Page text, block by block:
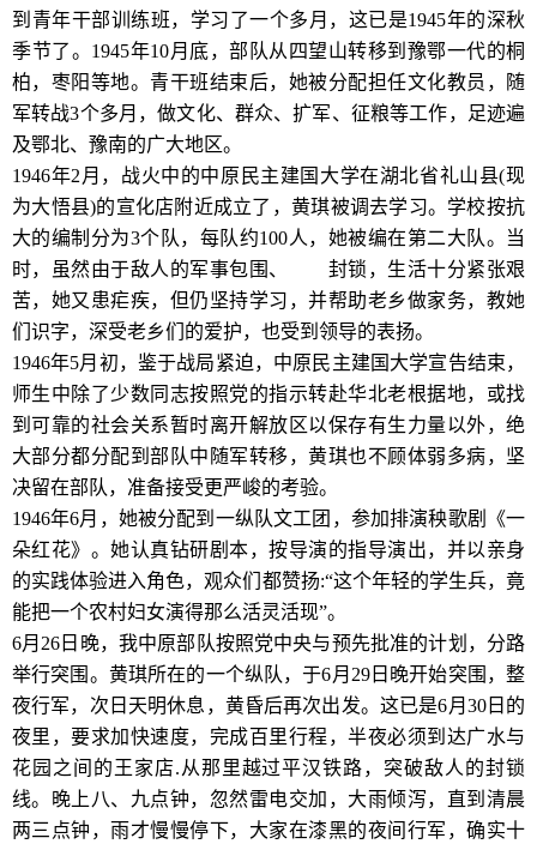
到青年干部训练班，学习了一个多月，这已是1945年的深秋
季节了。1945年10月底，部队从四望山转移到豫鄂一代的桐
柏，枣阳等地。青干班结束后，她被分配担任文化教员，随
军转战3个多月，做文化、群众、扩军、征粮等工作，足迹遍
及鄂北、豫南的广大地区。
1946年2月，战火中的中原民主建国大学在湖北省礼山县(现
为大悟县)的宣化店附近成立了，黄琪被调去学习。学校按抗
大的编制分为3个队，每队约100人，她被编在第二大队。当
时，虽然由于敌人的军事包围、
封锁，生活十分紧张艰
苦，她又患疟疾，但仍坚持学习，并帮助老乡做家务，教她
们识字，深受老乡们的爱护，也受到领导的表扬。
1946年5月初，鉴于战局紧迫，中原民主建国大学宣告结束，
师生中除了少数同志按照党的指示转赴华北老根据地，或找
到可靠的社会关系暂时离开解放区以保存有生力量以外，绝
大部分都分配到部队中随军转移，黄琪也不顾体弱多病，坚
决留在部队，准备接受更严峻的考验。
1946年6月，她被分配到一纵队文工团，参加排演秧歌剧《一
朵红花》。她认真钻研剧本，按导演的指导演出，并以亲身
的实践体验进入角色，观众们都赞扬:“这个年轻的学生兵，竟
能把一个农村妇女演得那么活灵活现”。
6月26日晚，我中原部队按照党中央与预先批准的计划，分路
举行突围。黄琪所在的一个纵队，于6月29日晚开始突围，整
夜行军，次日天明休息，黄昏后再次出发。这已是6月30日的
夜里，要求加快速度，完成百里行程，半夜必须到达广水与
花园之间的王家店.从那里越过平汉铁路，突破敌人的封锁
线。晚上八、九点钟，忽然雷电交加，大雨倾泻，直到清晨
两三点钟，雨才慢慢停下，大家在漆黑的夜间行军，确实十